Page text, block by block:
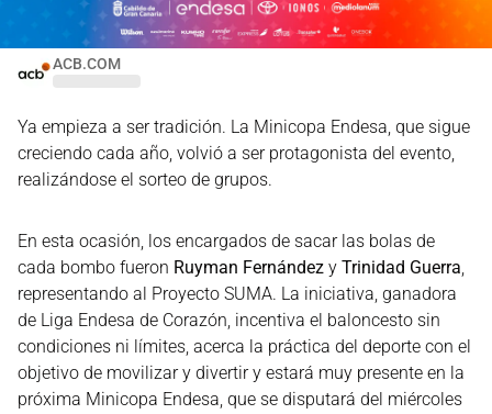
ACB.COM
Ya empieza a ser tradición. La Minicopa Endesa, que sigue
creciendo cada año, volvió a ser protagonista del evento,
realizándose el sorteo de grupos.
En esta ocasión, los encargados de sacar las bolas de
cada bombo fueron Ruyman Fernández y Trinidad Guerra,
representando al Proyecto SUMA. La iniciativa, ganadora
de Liga Endesa de Corazón, incentiva el baloncesto sin
condiciones ni límites, acerca la práctica del deporte con el
objetivo de movilizar y divertir y estará muy presente en la
próxima Minicopa Endesa, que se disputará del miércoles